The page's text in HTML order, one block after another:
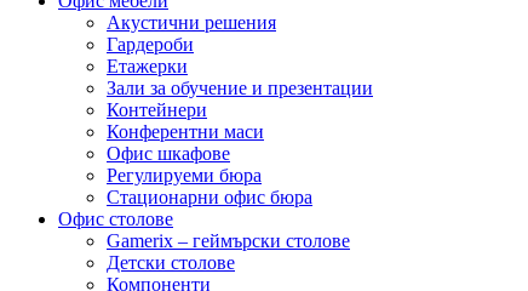
Акустични решения
Гардероби
Етажерки
Зали за обучение и презентации
Контейнери
Конферентни маси
Офис шкафове
Регулируеми бюра
Стационарни офис бюра
Офис столове
Gamerix – геймърски столове
Детски столове
Компоненти